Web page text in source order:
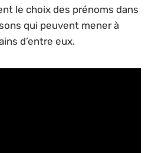
le choix des prénoms dans
qui peuvent mener à
d’entre eux.